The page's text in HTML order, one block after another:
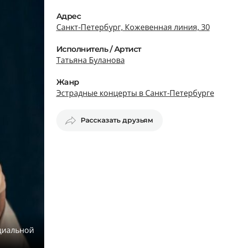
Адрес
Санкт-Петербург, Кожевенная линия, 30
Исполнитель / Артист
Татьяна Буланова
Жанр
Эстрадные концерты в Санкт-Петербурге
Рассказать друзьям